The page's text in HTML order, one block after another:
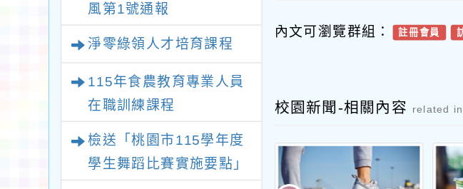
風第1號通報
淨零綠領人才培育課程
115年食農教育專業人員
在職訓練課程
檢送「桃園市115學年度
學生舞蹈比賽實施要點」
內文可瀏覽群組： 註冊會員
校園新聞-相關內容 related